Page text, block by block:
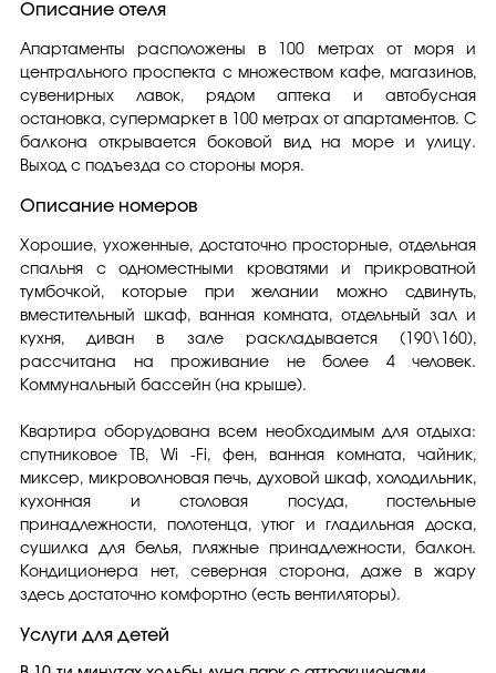
Описание отеля
Апартаменты расположены в 100 метрах от моря и
центрального проспекта c множеством кафе, магазинов,
сувенирных лавок, рядом аптека и автобусная
остановка, супермаркет в 100 метрах от апартаментов. С
балкона открывается боковой вид на море и улицу.
Выход с подъезда со стороны моря.
Описание номеров
Хорошие, ухоженные, достаточно просторные, отдельная
спальня с одноместными кроватями и прикроватной
тумбочкой, которые при желании можно сдвинуть,
вместительный шкаф, ванная комната, отдельный зал и
кухня, диван в зале раскладывается (190\160),
рассчитана на проживание не более 4 человек.
Коммунальный бассейн (на крыше).
Квартира оборудована всем необходимым для отдыха:
спутниковое ТВ, Wi -Fi, фен, ванная комната, чайник,
миксер, микроволновая печь, духовой шкаф, холодильник,
кухонная и столовая посуда, постельные
принадлежности, полотенца, утюг и гладильная доска,
сушилка для белья, пляжные принадлежности, балкон.
Кондиционера нет, северная сторона, даже в жару
здесь достаточно комфортно (есть вентиляторы).
Услуги для детей